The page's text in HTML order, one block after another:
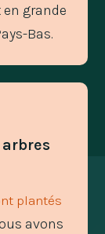
grande
Bas.
plantés
avons